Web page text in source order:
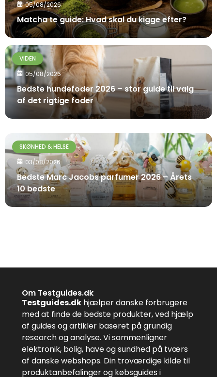
05/08/2026
Matcha te guide: Hvad skal du kigge efter?
VIDEN
05/08/2026
Bedste hundefoder 2026 – stor guide til valg
af det rigtige foder
SKØNHED & HELSE
03/08/2026
Bedste Marc Jacobs parfumer 2026 – Årets
10 bedste
Om Testguides.dk
Testguides.dk hjælper danske forbrugere
med at finde de bedste produkter, ved hjælp
af guides og artikler baseret på grundig
research og analyse. Vi sammenligner
elektronik, bolig, have og sundhed på tværs
af danske webshops. Din troværdige kilde til
produktanbefalinger og købsguides i